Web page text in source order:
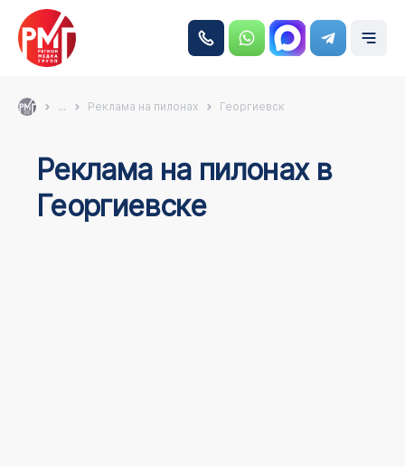
... Реклама на пилонах Георгиевск
Реклама на пилонах в
Георгиевске